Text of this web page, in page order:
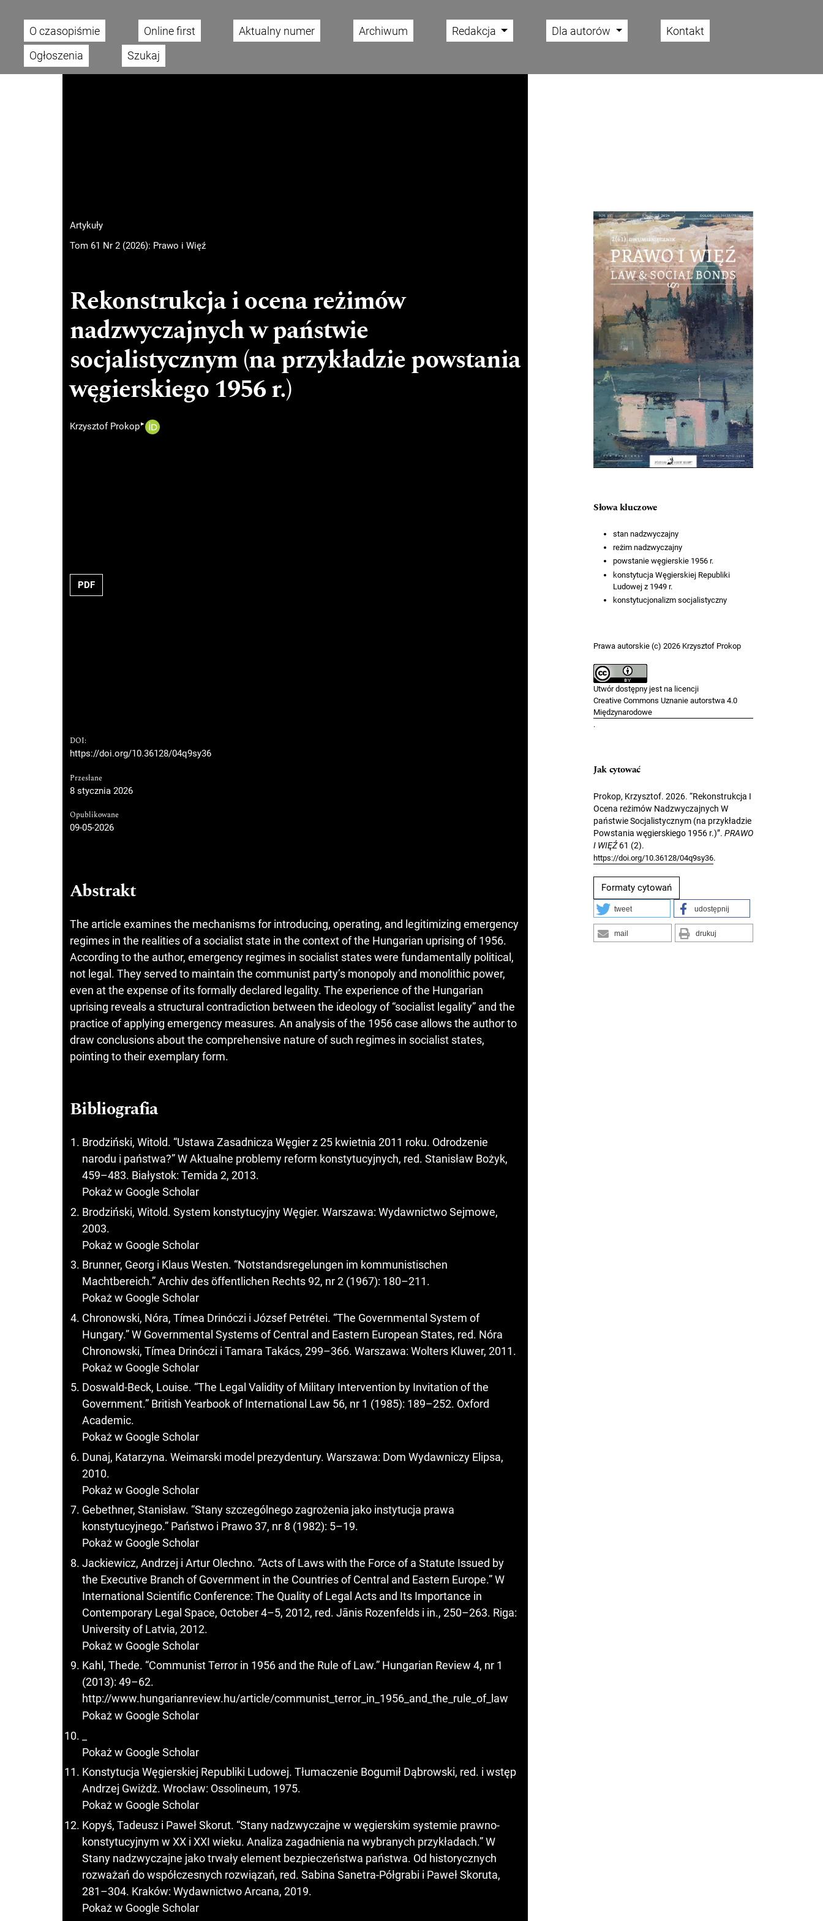
Main menu
O czasopiśmie Online first Aktualny numer Archiwum Redakcja Dla autorów
Kontakt
Ogłoszenia
Szukaj
Artykuły
Tom 61 Nr 2 (2026): Prawo i Więź
Rekonstrukcja i ocena reżimów
nadzwyczajnych w państwie
socjalistycznym (na przykładzie powstania
węgierskiego 1956 r.)
Krzysztof Prokop▸
PDF
DOI:
https://doi.org/10.36128/04q9sy36
Przesłane
8 stycznia 2026
Opublikowane
09-05-2026
Abstrakt
The article examines the mechanisms for introducing, operating, and legitimizing emergency
regimes in the realities of a socialist state in the context of the Hungarian uprising of 1956.
According to the author, emergency regimes in socialist states were fundamentally political,
not legal. They served to maintain the communist party’s monopoly and monolithic power,
even at the expense of its formally declared legality. The experience of the Hungarian
uprising reveals a structural contradiction between the ideology of “socialist legality” and the
practice of applying emergency measures. An analysis of the 1956 case allows the author to
draw conclusions about the comprehensive nature of such regimes in socialist states,
pointing to their exemplary form.
Bibliografia
Brodziński, Witold. “Ustawa Zasadnicza Węgier z 25 kwietnia 2011 roku. Odrodzenie
narodu i państwa?” W Aktualne problemy reform konstytucyjnych, red. Stanisław Bożyk,
459–483. Białystok: Temida 2, 2013.
Pokaż w Google Scholar
Brodziński, Witold. System konstytucyjny Węgier. Warszawa: Wydawnictwo Sejmowe,
2003.
Pokaż w Google Scholar
Brunner, Georg i Klaus Westen. “Notstandsregelungen im kommunistischen
Machtbereich.” Archiv des öffentlichen Rechts 92, nr 2 (1967): 180–211.
Pokaż w Google Scholar
Chronowski, Nóra, Tímea Drinóczi i József Petrétei. “The Governmental System of
Hungary.” W Governmental Systems of Central and Eastern European States, red. Nóra
Chronowski, Tímea Drinóczi i Tamara Takács, 299–366. Warszawa: Wolters Kluwer, 2011.
Pokaż w Google Scholar
Doswald-Beck, Louise. “The Legal Validity of Military Intervention by Invitation of the
Government.” British Yearbook of International Law 56, nr 1 (1985): 189–252. Oxford
Academic.
Pokaż w Google Scholar
Dunaj, Katarzyna. Weimarski model prezydentury. Warszawa: Dom Wydawniczy Elipsa,
2010.
Pokaż w Google Scholar
Gebethner, Stanisław. “Stany szczególnego zagrożenia jako instytucja prawa
konstytucyjnego.” Państwo i Prawo 37, nr 8 (1982): 5–19.
Pokaż w Google Scholar
Jackiewicz, Andrzej i Artur Olechno. “Acts of Laws with the Force of a Statute Issued by
the Executive Branch of Government in the Countries of Central and Eastern Europe.” W
International Scientific Conference: The Quality of Legal Acts and Its Importance in
Contemporary Legal Space, October 4–5, 2012, red. Jānis Rozenfelds i in., 250–263. Riga:
University of Latvia, 2012.
Pokaż w Google Scholar
Kahl, Thede. “Communist Terror in 1956 and the Rule of Law.” Hungarian Review 4, nr 1
(2013): 49–62.
http://www.hungarianreview.hu/article/communist_terror_in_1956_and_the_rule_of_law
Pokaż w Google Scholar
Pokaż w Google Scholar
Konstytucja Węgierskiej Republiki Ludowej. Tłumaczenie Bogumił Dąbrowski, red. i wstęp
Andrzej Gwiżdż. Wrocław: Ossolineum, 1975.
Pokaż w Google Scholar
Kopyś, Tadeusz i Paweł Skorut. “Stany nadzwyczajne w węgierskim systemie prawno-
konstytucyjnym w XX i XXI wieku. Analiza zagadnienia na wybranych przykładach.” W
Stany nadzwyczajne jako trwały element bezpieczeństwa państwa. Od historycznych
rozważań do współczesnych rozwiązań, red. Sabina Sanetra-Półgrabi i Paweł Skoruta,
281–304. Kraków: Wydawnictwo Arcana, 2019.
Pokaż w Google Scholar
Cover image
Słowa kluczowe
stan nadzwyczajny
reżim nadzwyczajny
powstanie węgierskie 1956 r.
konstytucja Węgierskiej Republiki
Ludowej z 1949 r.
konstytucjonalizm socjalistyczny
Prawa autorskie (c) 2026 Krzysztof Prokop
Utwór dostępny jest na licencji
Creative Commons Uznanie autorstwa 4.0
Międzynarodowe
.
Jak cytować
Prokop, Krzysztof. 2026. “Rekonstrukcja I
Ocena reżimów Nadzwyczajnych W
państwie Socjalistycznym (na przykładzie
Powstania węgierskiego 1956 r.)”. PRAWO
I WIĘŹ61 (2).
https://doi.org/10.36128/04q9sy36.
Formaty cytowań
tweet udostępnij
mail drukuj